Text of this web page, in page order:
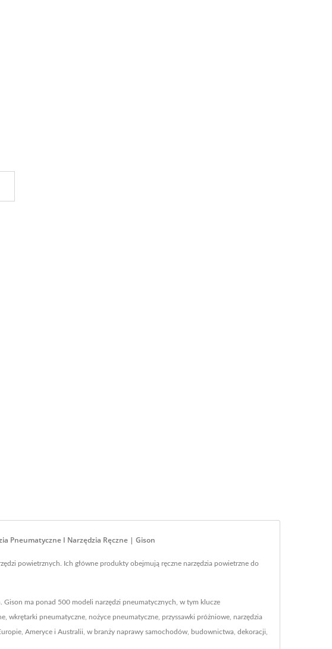
Pneumatyczne I Narzędzia Ręczne | Gison
powietrznych. Ich główne produkty obejmują ręczne narzędzia powietrzne do
ma ponad 500 modeli narzędzi pneumatycznych, w tym klucze
wkrętarki pneumatyczne, nożyce pneumatyczne, przyssawki próżniowe, narzędzia
Ameryce i Australii, w branży naprawy samochodów, budownictwa, dekoracji,